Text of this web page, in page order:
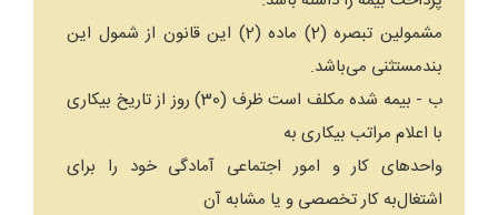
مشمولین تبصره (2) ماده (2) این قانون از شمول این
بند‌مستثنی می‌باشد.
ب - بیمه شده مکلف است ظرف (30) روز از تاریخ بیکاری
با اعلام مراتب بیکاری به
واحدهای کار و امور اجتماعی آمادگی خود را برای
اشتغال‌به کار تخصصی و یا مشابه آن